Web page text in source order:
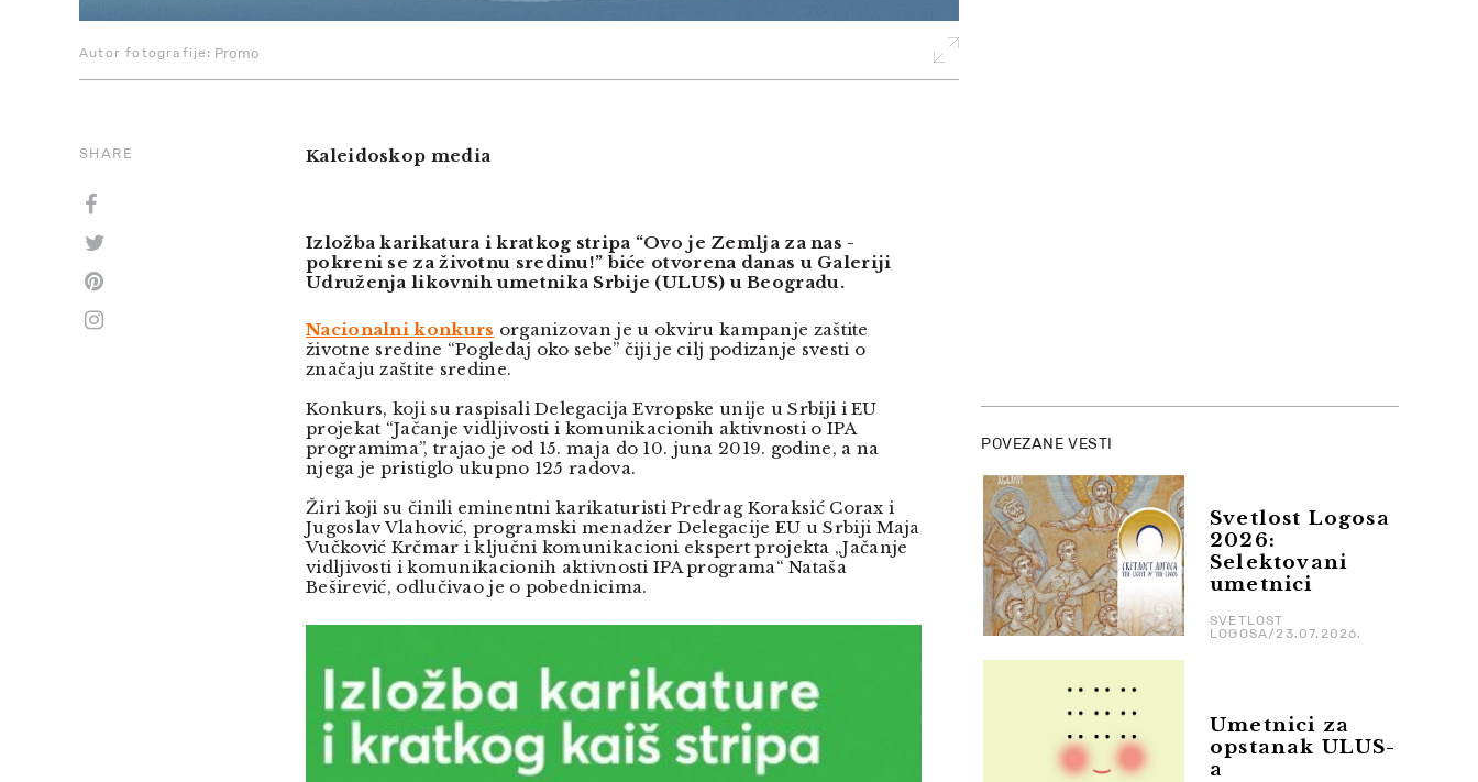
Promo
Autor fotografije:
SHARE Kaleidoskop media
Izložba karikatura i kratkog stripa “Ovo je Zemlja za nas -
pokreni se za životnu sredinu!” biće otvorena danas u Galeriji
Udruženja likovnih umetnika Srbije (ULUS) u Beogradu.
Nacionalni konkurs organizovan je u okviru kampanje zaštite
životne sredine “Pogledaj oko sebe” čiji je cilj podizanje svesti o
značaju zaštite sredine.
Konkurs, koji su raspisali Delegacija Evropske unije u Srbiji i EU
projekat “Jačanje vidljivosti i komunikacionih aktivnosti o IPA
programima”, trajao je od 15. maja do 10. juna 2019. godine, a na
njega je pristiglo ukupno 125 radova.
Žiri koji su činili eminentni karikaturisti Predrag Koraksić Corax i
Jugoslav Vlahović, programski menadžer Delegacije EU u Srbiji Maja
Vučković Krčmar i ključni komunikacioni ekspert projekta „Jačanje
vidljivosti i komunikacionih aktivnosti IPA programa“ Nataša
Beširević, odlučivao je o pobednicima.
POVEZANE VESTI
Svetlost Logosa
2026:
Selektovani
umetnici
SVETLOST
LOGOSA/23.07.2026.
Umetnici za
opstanak ULUS-
a